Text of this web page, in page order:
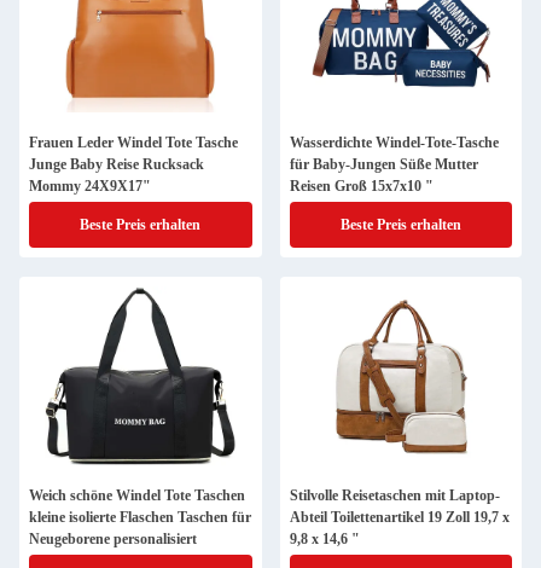
Frauen Leder Windel Tote Tasche
Junge Baby Reise Rucksack
Mommy 24X9X17"
Beste Preis erhalten
Wasserdichte Windel-Tote-Tasche
für Baby-Jungen Süße Mutter
Reisen Groß 15x7x10 "
Beste Preis erhalten
Weich schöne Windel Tote Taschen
kleine isolierte Flaschen Taschen für
Neugeborene personalisiert
Stilvolle Reisetaschen mit Laptop-
Abteil Toilettenartikel 19 Zoll 19,7 x
9,8 x 14,6 "